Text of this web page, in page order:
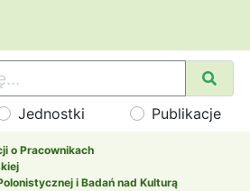
Jednostki Publikacje
o Pracownikach
i Badań nad Kulturą